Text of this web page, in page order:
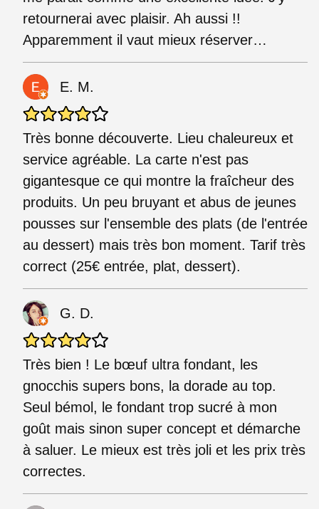
retournerai avec plaisir. Ah aussi !!
Apparemment il vaut mieux réserver…
E. M.
Très bonne découverte. Lieu chaleureux et
service agréable. La carte n'est pas
gigantesque ce qui montre la fraîcheur des
produits. Un peu bruyant et abus de jeunes
pousses sur l'ensemble des plats (de l'entrée
au dessert) mais très bon moment. Tarif très
correct (25€ entrée, plat, dessert).
G. D.
Très bien ! Le bœuf ultra fondant, les
gnocchis supers bons, la dorade au top.
Seul bémol, le fondant trop sucré à mon
goût mais sinon super concept et démarche
à saluer. Le mieux est très joli et les prix très
correctes.